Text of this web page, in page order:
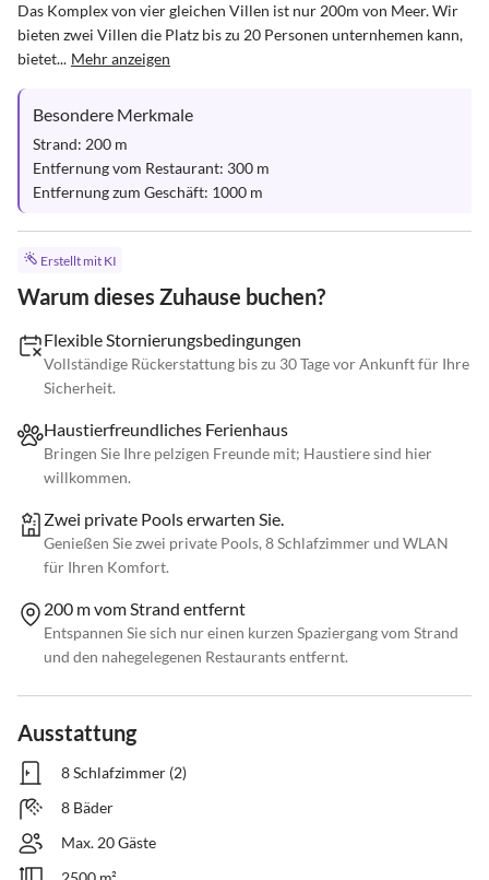
Das Komplex von vier gleichen Villen ist nur 200m von Meer. Wir
bieten zwei Villen die Platz bis zu 20 Personen unternhemen kann,
bietet... Mehr anzeigen
Besondere Merkmale
Strand: 200 m
Entfernung vom Restaurant: 300 m
Entfernung zum Geschäft: 1000 m
Erstellt mit KI
Warum dieses Zuhause buchen?
Flexible Stornierungsbedingungen
Vollständige Rückerstattung bis zu 30 Tage vor Ankunft für Ihre
Sicherheit.
Haustierfreundliches Ferienhaus
Bringen Sie Ihre pelzigen Freunde mit; Haustiere sind hier
willkommen.
Zwei private Pools erwarten Sie.
Genießen Sie zwei private Pools, 8 Schlafzimmer und WLAN
für Ihren Komfort.
200 m vom Strand entfernt
Entspannen Sie sich nur einen kurzen Spaziergang vom Strand
und den nahegelegenen Restaurants entfernt.
Ausstattung
8 Schlafzimmer (2)
8 Bäder
Max. 20 Gäste